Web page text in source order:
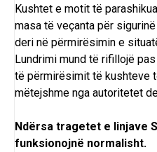
Kushtet e motit të
masa të veçanta për
deri në përmirësimin e
Lundrimi mund të rifillojë
të përmirësimit të kushteve
mëtejshme nga autoritetet
Ndërsa tragetet e linjave
funksionojnë normalisht.